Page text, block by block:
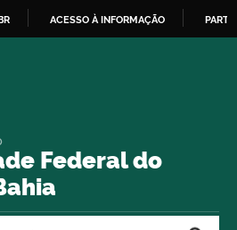
ACESSO À INFORMAÇÃO
Federal do